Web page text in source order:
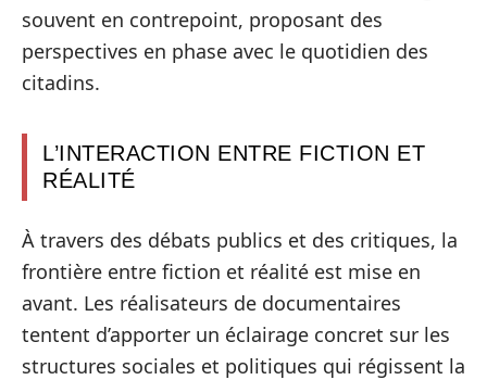
souvent en contrepoint, proposant des
perspectives en phase avec le quotidien des
citadins.
L’INTERACTION ENTRE FICTION ET
RÉALITÉ
À travers des débats publics et des critiques, la
frontière entre fiction et réalité est mise en
avant. Les réalisateurs de documentaires
tentent d’apporter un éclairage concret sur les
structures sociales et politiques qui régissent la